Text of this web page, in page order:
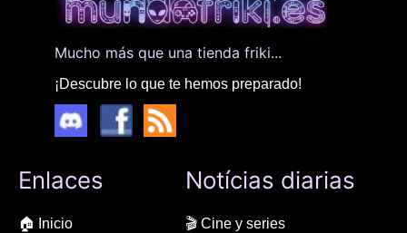
Mucho más que una tienda friki...
¡Descubre lo que te hemos preparado!
Enlaces
🏠 Inicio
Notícias diarias
🎬 Cine y series